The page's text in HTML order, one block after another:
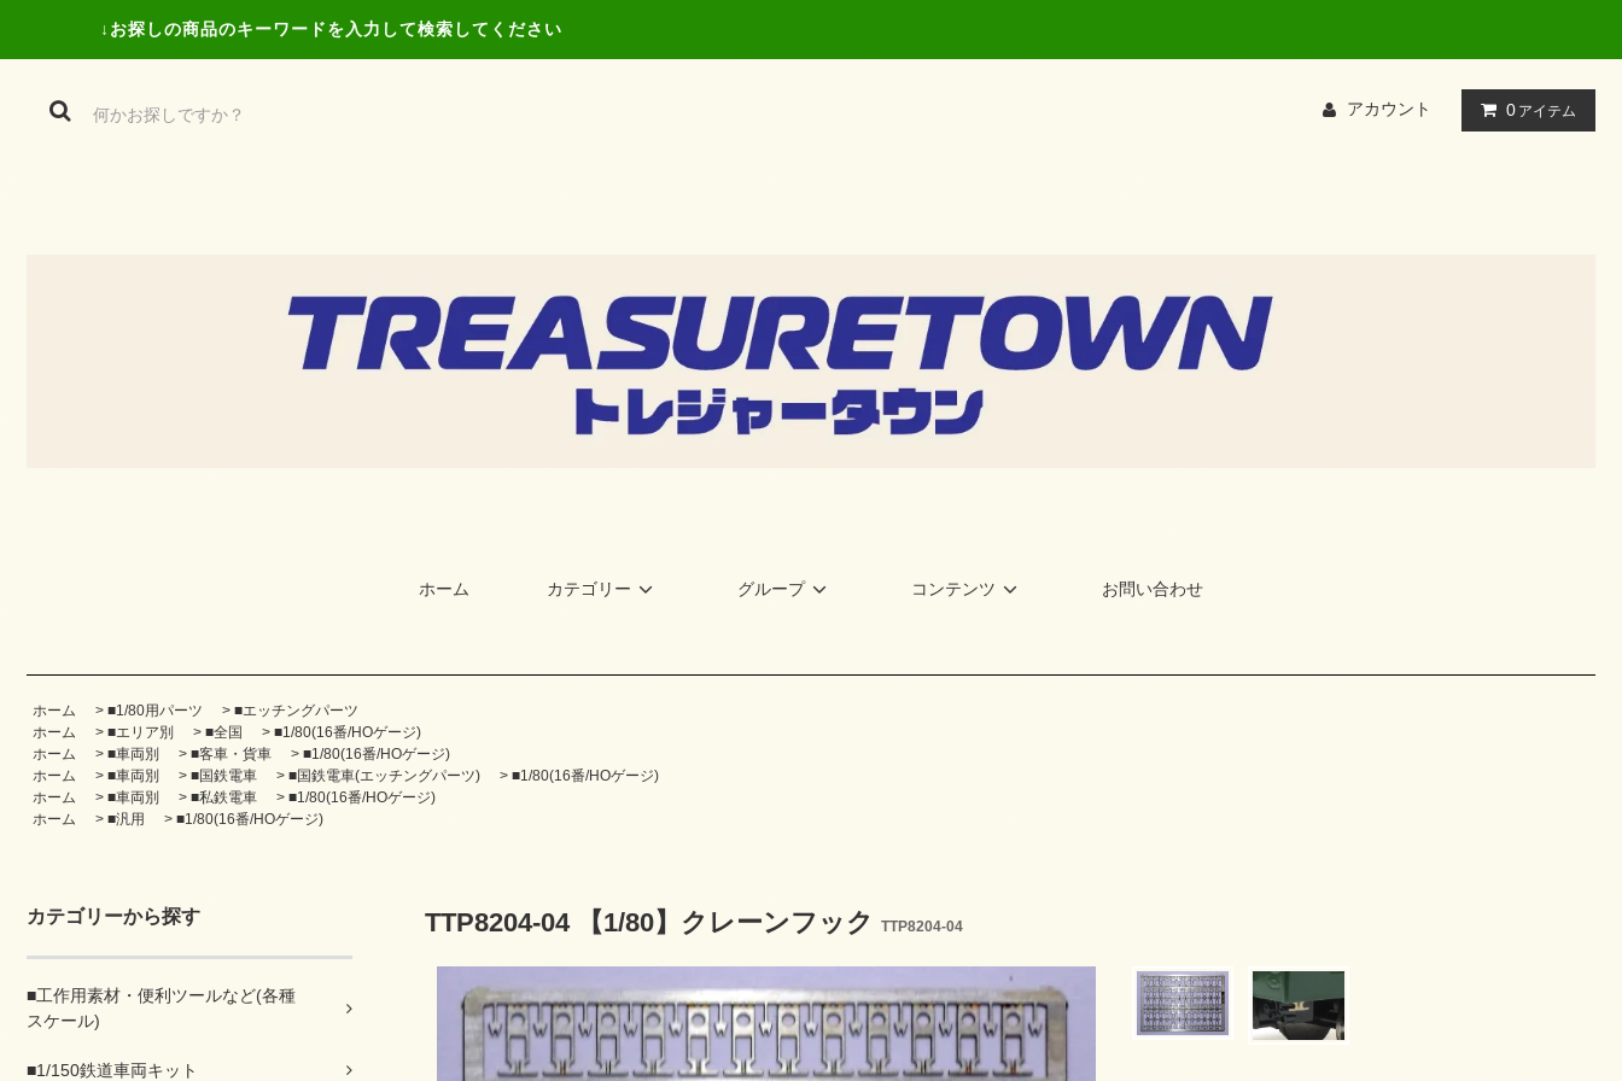
↓お探しの商品のキーワードを入力して検索してください
アカウント 0 アイテム
ホーム カテゴリー グループ コンテンツ お問い合わせ
ホーム > ■1/80用パーツ > ■エッチングパーツ
ホーム
> ■エリア別 > ■全国 > ■1/80(16番/HOゲージ)
ホーム
> ■車両別 > ■客車・貨車 > ■1/80(16番/HOゲージ)
ホーム
> ■車両別 > ■国鉄電車 > ■国鉄電車(エッチングパーツ) > ■1/80(16番/HOゲージ)
ホーム
> ■車両別 > ■私鉄電車 > ■1/80(16番/HOゲージ)
ホーム
> ■汎用 > ■1/80(16番/HOゲージ)
カテゴリーから探す
■工作用素材・便利ツールなど(各種
スケール)
■1/150鉄道車両キット
TTP8204-04 【1/80】クレーンフック TTP8204-04